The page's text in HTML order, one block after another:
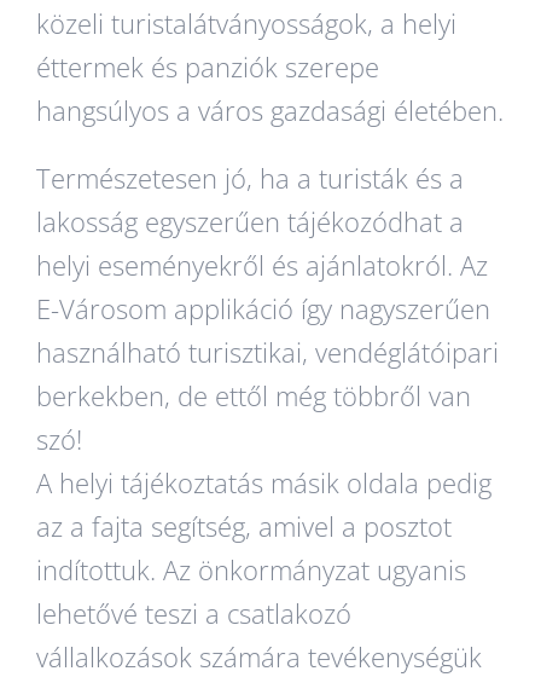
közeli turistalátványosságok, a helyi
éttermek és panziók szerepe
hangsúlyos a város gazdasági életében.
Természetesen jó, ha a turisták és a
lakosság egyszerűen tájékozódhat a
helyi eseményekről és ajánlatokról. Az
E-Városom applikáció így nagyszerűen
használható turisztikai, vendéglátóipari
berkekben, de ettől még többről van
szó!
A helyi tájékoztatás másik oldala pedig
az a fajta segítség, amivel a posztot
indítottuk. Az önkormányzat ugyanis
lehetővé teszi a csatlakozó
vállalkozások számára tevékenységük